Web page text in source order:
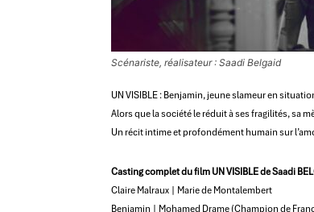
Scénariste, réalisateur : Saadi Belgaid
UN VISIBLE : Benjamin, jeune slameur en
Alors que la société le réduit à ses fragilités, sa
Un récit intime et profondément humain sur
Casting complet du film UN VISIBLE de Saadi
Claire Malraux | Marie de Montalembert
Benjamin | Mohamed Drame (Champion de